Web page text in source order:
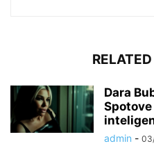
Dara
admin -